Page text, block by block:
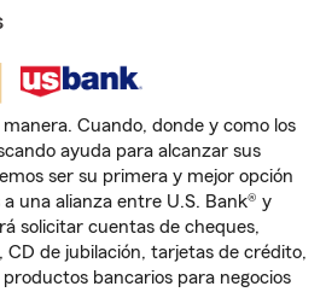
Cuando, donde y como los
ayuda para alcanzar sus
ser su primera y mejor opción
una alianza entre U.S. Bank® y
solicitar cuentas de cheques,
CD de jubilación, tarjetas de crédito,
bancarios para negocios